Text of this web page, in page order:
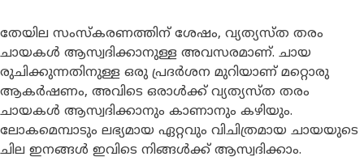
തേയില സംസ്കരണത്തിന് ശേഷം, വ്യത്യസ്ത തരം
ചായകൾ ആസ്വദിക്കാനുള്ള അവസരമാണ്. ചായ
രുചിക്കുന്നതിനുള്ള ഒരു പ്രദർശന മുറിയാണ് മറ്റൊരു
ആകർഷണം, അവിടെ ഒരാൾക്ക് വ്യത്യസ്ത തരം
ചായകൾ ആസ്വദിക്കാനും കാണാനും കഴിയും.
ലോകമെമ്പാടും ലഭ്യമായ ഏറ്റവും വിചിത്രമായ ചായയുടെ
ചില ഇനങ്ങൾ ഇവിടെ നിങ്ങൾക്ക് ആസ്വദിക്കാം.